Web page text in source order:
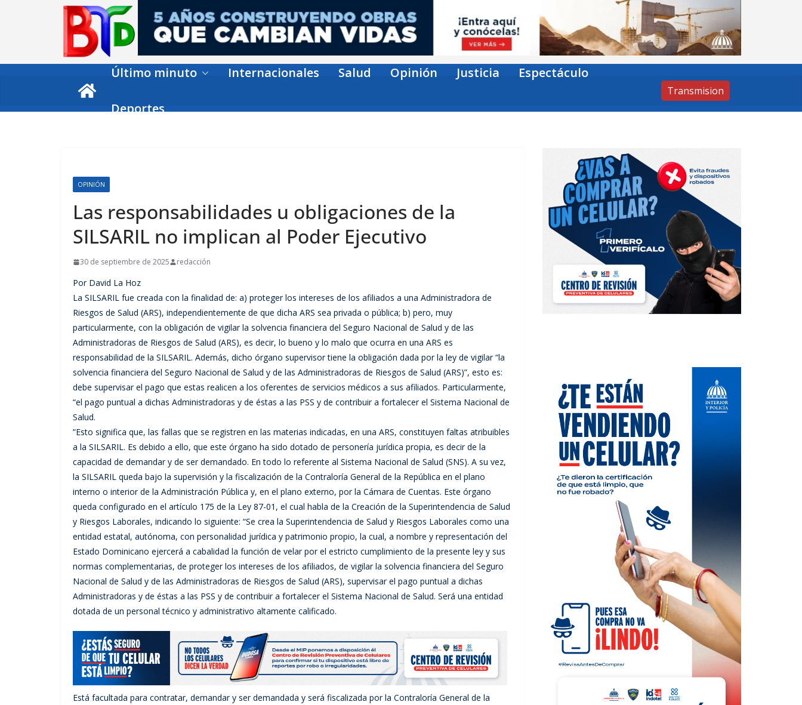
Último minuto Internacionales Salud Opinión Justicia Espectáculo
Deportes
Transmision
OPINIÓN
Las responsabilidades u obligaciones de la
SILSARIL no implican al Poder Ejecutivo
30 de septiembre de 2025 redacción
Por David La Hoz
La SILSARIL fue creada con la finalidad de: a) proteger los intereses de los afiliados a una Administradora de
Riesgos de Salud (ARS), independientemente de que dicha ARS sea privada o pública; b) pero, muy
particularmente, con la obligación de vigilar la solvencia financiera del Seguro Nacional de Salud y de las
Administradoras de Riesgos de Salud (ARS), es decir, lo bueno y lo malo que ocurra en una ARS es
responsabilidad de la SILSARIL. Además, dicho órgano supervisor tiene la obligación dada por la ley de vigilar “la
solvencia financiera del Seguro Nacional de Salud y de las Administradoras de Riesgos de Salud (ARS)”, esto es:
debe supervisar el pago que estas realicen a los oferentes de servicios médicos a sus afiliados. Particularmente,
“el pago puntual a dichas Administradoras y de éstas a las PSS y de contribuir a fortalecer el Sistema Nacional de
Salud.
”Esto significa que, las fallas que se registren en las materias indicadas, en una ARS, constituyen faltas atribuibles
a la SILSARIL. Es debido a ello, que este órgano ha sido dotado de personería jurídica propia, es decir de la
capacidad de demandar y de ser demandado. En todo lo referente al Sistema Nacional de Salud (SNS). A su vez,
la SILSARIL queda bajo la supervisión y la fiscalización de la Contraloría General de la República en el plano
interno o interior de la Administración Pública y, en el plano externo, por la Cámara de Cuentas. Este órgano
queda configurado en el artículo 175 de la Ley 87-01, el cual habla de la Creación de la Superintendencia de Salud
y Riesgos Laborales, indicando lo siguiente: “Se crea la Superintendencia de Salud y Riesgos Laborales como una
entidad estatal, autónoma, con personalidad jurídica y patrimonio propio, la cual, a nombre y representación del
Estado Dominicano ejercerá a cabalidad la función de velar por el estricto cumplimiento de la presente ley y sus
normas complementarias, de proteger los intereses de los afiliados, de vigilar la solvencia financiera del Seguro
Nacional de Salud y de las Administradoras de Riesgos de Salud (ARS), supervisar el pago puntual a dichas
Administradoras y de éstas a las PSS y de contribuir a fortalecer el Sistema Nacional de Salud. Será una entidad
dotada de un personal técnico y administrativo altamente calificado.
Está facultada para contratar, demandar y ser demandada y será fiscalizada por la Contraloría General de la